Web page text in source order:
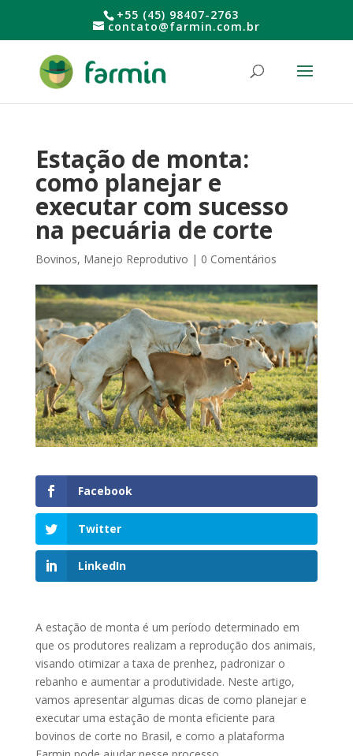
+55 (45) 98407-2763
contato@farmin.com.br
Estação de monta:
como planejar e
executar com sucesso
na pecuária de corte
Bovinos, Manejo Reprodutivo | 0 Comentários
Facebook
Twitter
LinkedIn
A estação de monta é um período determinado em
que os produtores realizam a reprodução dos animais,
visando otimizar a taxa de prenhez, padronizar o
rebanho e aumentar a produtividade. Neste artigo,
vamos apresentar algumas dicas de como planejar e
executar uma estação de monta eficiente para
bovinos de corte no Brasil, e como a plataforma